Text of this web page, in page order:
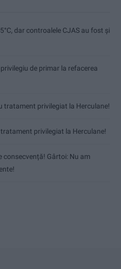
dar controalele CJAS au fost și
de primar la refacerea
tratament privilegiat la Herculane!
privilegiat la Herculane!
consecvență! Gârtoi: Nu am